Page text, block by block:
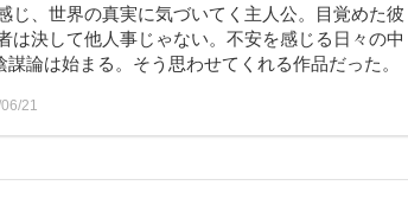
じ、世界の真実に気づいてく主人公。目覚めた彼
決して他人事じゃない。不安を感じる日々の中
論は始まる。そう思わせてくれる作品だった。
21